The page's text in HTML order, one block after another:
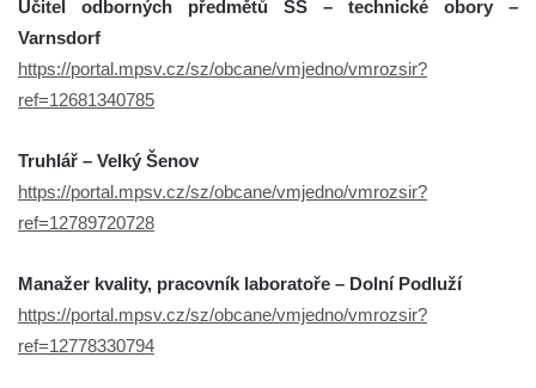
Učitel odborných předmětů SŠ – technické obory –
Varnsdorf
https://portal.mpsv.cz/sz/obcane/vmjedno/vmrozsir?
ref=12681340785
Truhlář – Velký Šenov
https://portal.mpsv.cz/sz/obcane/vmjedno/vmrozsir?
ref=12789720728
Manažer kvality, pracovník laboratoře – Dolní Podluží
https://portal.mpsv.cz/sz/obcane/vmjedno/vmrozsir?
ref=12778330794